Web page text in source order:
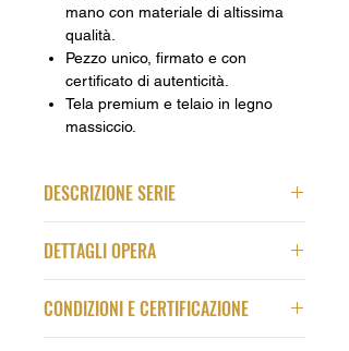
mano con materiale di altissima
qualità.
Pezzo unico, firmato e con
certificato di autenticità.
Tela premium e telaio in legno
massiccio.
DESCRIZIONE SERIE
delle due anime di Gustave de la
Reine. Il musicista e l'artista. In
questa Serie di Quadri astratti egli ha
DETTAGLI OPERA
Titolo Brano e Anno:Every Breath
You Take, 1983
CONDIZIONI E CERTIFICAZIONE